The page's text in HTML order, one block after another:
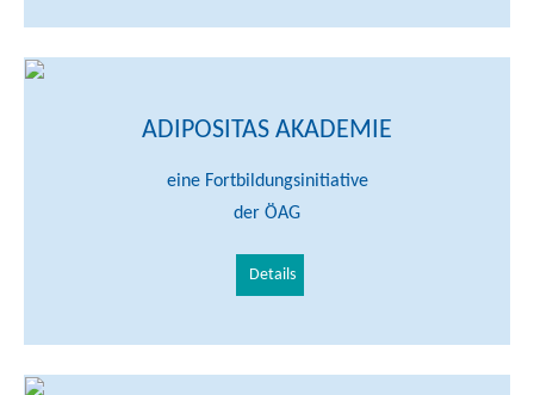
ADIPOSITAS AKADEMIE
eine Fortbildungsinitiative
der ÖAG
Details